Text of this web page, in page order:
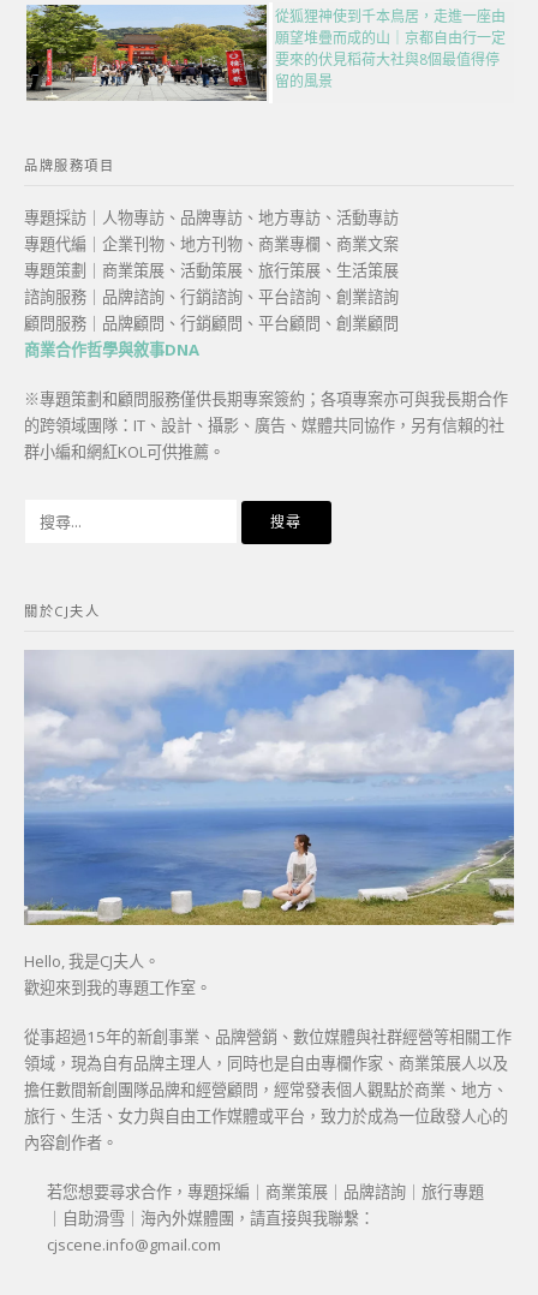
從狐狸神使到千本鳥居，走進一座由
願望堆疊而成的山｜京都自由行一定
要來的伏見稻荷大社與8個最值得停
留的風景
品牌服務項目
專題採訪｜人物專訪、品牌專訪、地方專訪、活動專訪
專題代編｜企業刊物、地方刊物、商業專欄、商業文案
專題策劃｜商業策展、活動策展、旅行策展、生活策展
諮詢服務｜品牌諮詢、行銷諮詢、平台諮詢、創業諮詢
顧問服務｜品牌顧問、行銷顧問、平台顧問、創業顧問
商業合作哲學與敘事DNA
※專題策劃和顧問服務僅供長期專案簽約；各項專案亦可與我長期合作
的跨領域團隊：IT、設計、攝影、廣告、媒體共同協作，另有信賴的社
群小編和網紅KOL可供推薦。
字:
關於CJ夫人
Hello, 我是CJ夫人。
歡迎來到我的專題工作室。
從事超過15年的新創事業、品牌營銷、數位媒體與社群經營等相關工作
領域，現為自有品牌主理人，同時也是自由專欄作家、商業策展人以及
擔任數間新創團隊品牌和經營顧問，經常發表個人觀點於商業、地方、
旅行、生活、女力與自由工作媒體或平台，致力於成為一位啟發人心的
內容創作者。
若您想要尋求合作，專題採編｜商業策展｜品牌諮詢｜旅行專題
｜自助滑雪｜海內外媒體團，請直接與我聯繫：
cjscene.info@gmail.com